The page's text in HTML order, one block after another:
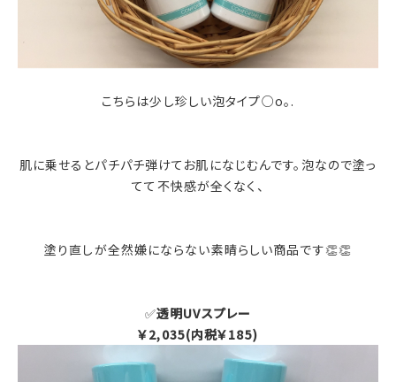
こちらは少し珍しい泡タイプ○o。.
肌に乗せるとパチパチ弾けてお肌になじむんです。泡なので塗っ
てて不快感が全くなく、
塗り直しが全然嫌にならない素晴らしい商品です👏👏
✅透明UVスプレー
￥2,035(内税￥185)